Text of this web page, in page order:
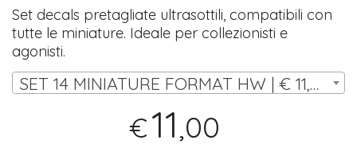
Set decals pretagliate ultrasottili, compatibili con
tutte le miniature. Ideale per collezionisti e
agonisti.
SET 14 MINIATURE FORMAT HW | € 11,00
€11,00